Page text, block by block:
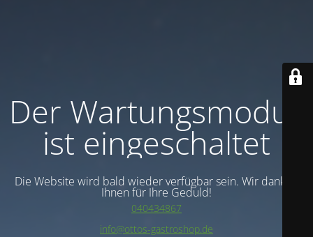
Der Wartungsmodus
ist eingeschaltet
Die Website wird bald wieder verfügbar sein. Wir danken
Ihnen für Ihre Geduld!
040434867
info@ottos-gastroshop.de